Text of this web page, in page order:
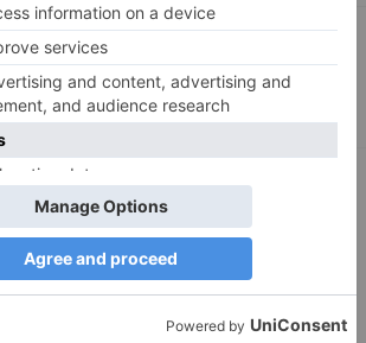
Die Ersatzbefriedigung
(2)